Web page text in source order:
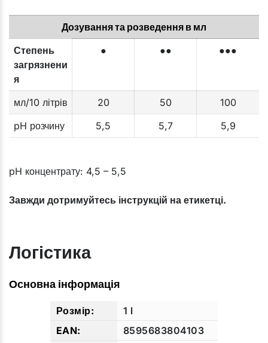
Дозування та розведення в мл
Степень
загрязнени
я
● ●● ●●●
мл/10 літрів 20 50
100
pH розчину
5,5 5,7 5,9
pH концентрату: 4,5 – 5,5
Завжди дотримуйтесь інструкцій на етикетці.
Логістика
Основна інформація
1 l
8595683804103